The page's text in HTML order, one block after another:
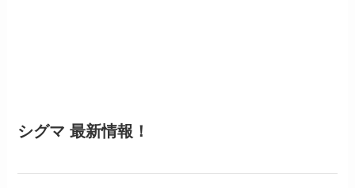
シグマ 最新情報！